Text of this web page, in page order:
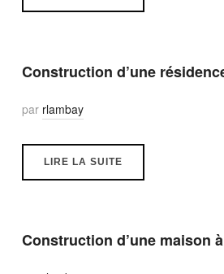
Construction d’une
par rlambay
LIRE LA SUITE
Construction d’une maison